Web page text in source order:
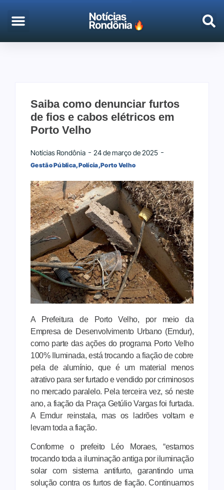
Saiba como denunciar furtos
de fios e cabos elétricos em
Porto Velho
Notícias Rondônia 24 de março de 2025
Gestão Pública,Polícia,Porto Velho
A Prefeitura de Porto Velho, por meio da
Empresa de Desenvolvimento Urbano (Emdur),
como parte das ações do programa Porto Velho
100% Iluminada, está trocando a fiação de cobre
pela de alumínio, que é um material menos
atrativo para ser furtado e vendido por criminosos
no mercado paralelo. Pela terceira vez, só neste
ano, a fiação da Praça Getúlio Vargas foi furtada.
A Emdur reinstala, mas os ladrões voltam e
levam toda a fiação.
Conforme o prefeito Léo Moraes, “estamos
trocando toda a iluminação antiga por iluminação
solar com sistema antifurto, garantindo uma
solução contra os furtos de fiação. Continuamos